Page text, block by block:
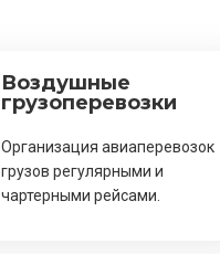
Воздушные
грузоперевозки
Организация авиаперевозок
грузов регулярными и
чартерными рейсами.